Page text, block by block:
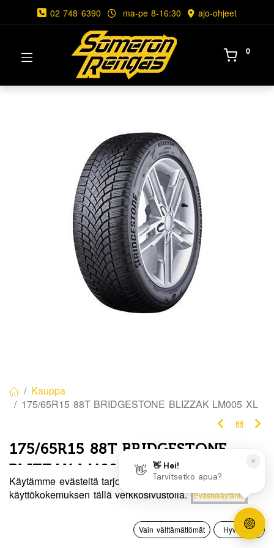
Hinta:
Lisää ostoskoriin
0
Toivelista Tili
02 748 6390 ma-pe 8-16:30 ajo-ohjeet
0
Kauppa
175/65R15 88T BRIDGESTONE BLIZZAK LM005 XL
175/65R15 88T BRIDGESTONE
BLIZZAK LM005 XL
EAN:3286341517217 Tuotekoodi:272504
Käytämme evästeitä tarjotaksemme sinulle paremman
käyttökokemuksen tällä verkkosivustolla.
Evästekäytäntö
Vain välttämättömät Hyväksyn